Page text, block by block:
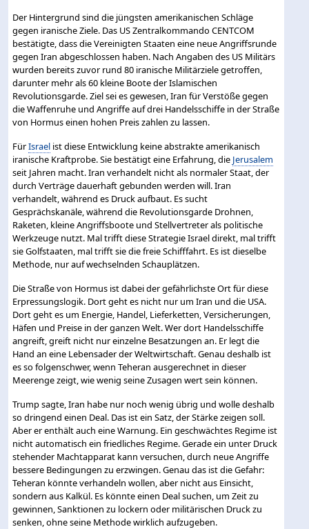
Der Hintergrund sind die jüngsten amerikanischen Schläge
gegen iranische Ziele. Das US Zentralkommando CENTCOM
bestätigte, dass die Vereinigten Staaten eine neue Angriffsrunde
gegen Iran abgeschlossen haben. Nach Angaben des US Militärs
wurden bereits zuvor rund 80 iranische Militärziele getroffen,
darunter mehr als 60 kleine Boote der Islamischen
Revolutionsgarde. Ziel sei es gewesen, Iran für Verstöße gegen
die Waffenruhe und Angriffe auf drei Handelsschiffe in der Straße
von Hormus einen hohen Preis zahlen zu lassen.
FürIsrael ist diese Entwicklung keine abstrakte amerikanisch
iranische Kraftprobe. Sie bestätigt eine Erfahrung, die Jerusalem
seit Jahren macht. Iran verhandelt nicht als normaler Staat, der
durch Verträge dauerhaft gebunden werden will. Iran
verhandelt, während es Druck aufbaut. Es sucht
Gesprächskanäle, während die Revolutionsgarde Drohnen,
Raketen, kleine Angriffsboote und Stellvertreter als politische
Werkzeuge nutzt. Mal trifft diese Strategie Israel direkt, mal trifft
sie Golfstaaten, mal trifft sie die freie Schifffahrt. Es ist dieselbe
Methode, nur auf wechselnden Schauplätzen.
Die Straße von Hormus ist dabei der gefährlichste Ort für diese
Erpressungslogik. Dort geht es nicht nur um Iran und die USA.
Dort geht es um Energie, Handel, Lieferketten, Versicherungen,
Häfen und Preise in der ganzen Welt. Wer dort Handelsschiffe
angreift, greift nicht nur einzelne Besatzungen an. Er legt die
Hand an eine Lebensader der Weltwirtschaft. Genau deshalb ist
es so folgenschwer, wenn Teheran ausgerechnet in dieser
Meerenge zeigt, wie wenig seine Zusagen wert sein können.
Trump sagte, Iran habe nur noch wenig übrig und wolle deshalb
so dringend einen Deal. Das ist ein Satz, der Stärke zeigen soll.
Aber er enthält auch eine Warnung. Ein geschwächtes Regime ist
nicht automatisch ein friedliches Regime. Gerade ein unter Druck
stehender Machtapparat kann versuchen, durch neue Angriffe
bessere Bedingungen zu erzwingen. Genau das ist die Gefahr:
Teheran könnte verhandeln wollen, aber nicht aus Einsicht,
sondern aus Kalkül. Es könnte einen Deal suchen, um Zeit zu
gewinnen, Sanktionen zu lockern oder militärischen Druck zu
senken, ohne seine Methode wirklich aufzugeben.